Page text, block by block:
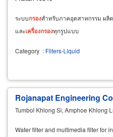
ระบบกรองสำหรับภาคอุตสาหกรรม ผลิ
และเครื่องกรองทุกรูปแบบ
Category : Filters-Liquid
Rojanapat Engineering
Tumbol Khlong Si, Amphoe Khlong
Water filter and multimedia filter for